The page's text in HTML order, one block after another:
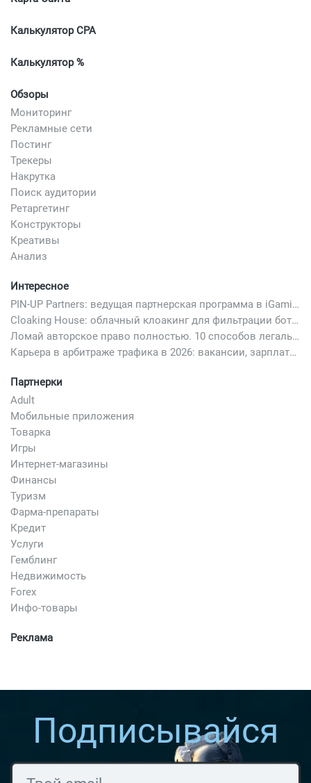
Калькулятор CPA
Калькулятор %
Обзоры
Мониторинг
Рекламные сети
Постинг
Трекеры
Накрутка
Поиск аудитории
Ретаргетинг
Конструкторы
Креативы
Анализ
Интересное
PIN-UP Partners: ведущая партнерская программа в iGaming
Cloaking House: облачный клоакинг для фильтрации ботов FB и Google Ads — гайд PHP-интеграции 2026
Ломай авторское право полностью. 10 способов легально добавить любимый трек в свой креатив
Карьера в арбитраже трафика в 2026: вакансии, зарплаты и как начать
Партнерки
Adult
Мобильные приложения
Товарка
Игры
Интернет-магазины
Финансы
Туризм
Фарма-препараты
Кредит
Услуги
Гемблинг
Недвижимость
Forex
Инфо-товары
Реклама
Подписывайся